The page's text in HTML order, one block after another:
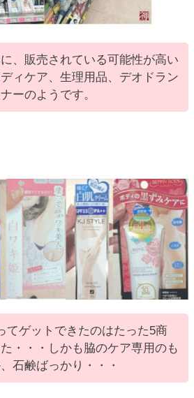
、販売されている可能性が高い
ィケア、生理用品、デオドラン
ーのようです。
てゲットできたのはたった5商
・・・しかも脇のケア専用のも
石鹸ばっかり・・・